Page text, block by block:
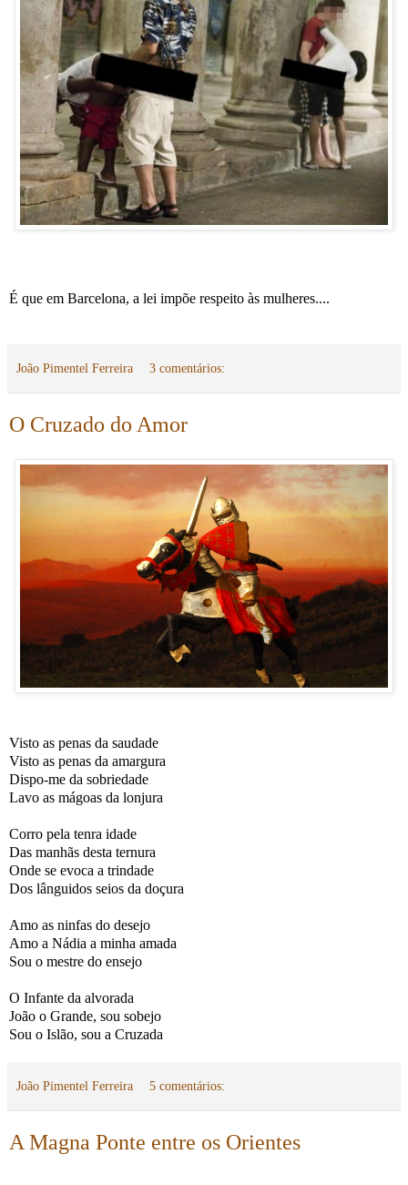
É que em Barcelona, a lei impõe respeito às mulheres....
João Pimentel Ferreira 3 comentários:
O Cruzado do Amor
Visto as penas da saudade
Visto as penas da amargura
Dispo-me da sobriedade
Lavo as mágoas da lonjura
Corro pela tenra idade
Das manhãs desta ternura
Onde se evoca a trindade
Dos lânguidos seios da doçura
Amo as ninfas do desejo
Amo a Nádia a minha amada
Sou o mestre do ensejo
O Infante da alvorada
João o Grande, sou sobejo
Sou o Islão, sou a Cruzada
João Pimentel Ferreira 5 comentários:
A Magna Ponte entre os Orientes